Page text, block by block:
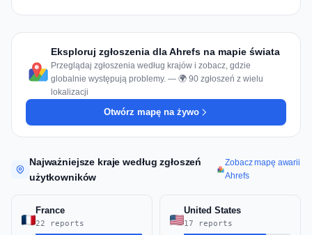
Eksploruj zgłoszenia dla Ahrefs na mapie świata
Przeglądaj zgłoszenia według krajów i zobacz, gdzie
globalnie występują problemy. — 🌍 90 zgłoszeń z wielu
lokalizacji
Otwórz mapę na żywo
Najważniejsze kraje według zgłoszeń
użytkowników
Zobacz mapę awarii
Ahrefs
France
22 reports
United States
17 reports